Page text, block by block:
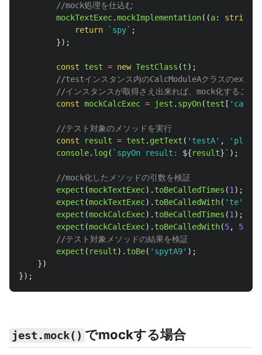
//mock処理を仕込む
mockTextExec.mockImplementation((a: string
return
`spy` ;
});
const test = new TestClass (t);
//testインスタンス内のCalcModuleAクラスのexecメ
//インスタンスが取得さえ出来れば、mock化すること
const mockCalcExec = jest . spyOn(test [ ' calc
//テスト対象のメソッドを実行
const
result = test . getText ( ' testA' , ' planB
console. log( `spyOn result: ${result} ` );
//mock化したメソッドの引数を検証
expect (mockTextExec). toBeCalledTimes (1 );
expect (mockTextExec). toBeCalledWith( ' te'
expect (mockCalcExec). toBeCalledTimes (1 );
expect (mockCalcExec). toBeCalledWith(5, 5
//テスト対象メソッドの結果を検証
expect ( result). toBe( ' spytA9' );
})
});
jest.mock() でmockする場合